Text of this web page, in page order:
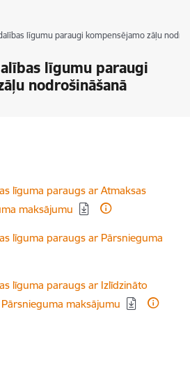
līgumu paraugi kompensējamo zāļu
līgumu paraugi
nodrošināšanā
līguma paraugs ar Atmaksas
maksājumu
līguma paraugs ar Pārsnieguma
līguma paraugs ar Izlīdzināto
maksājumu